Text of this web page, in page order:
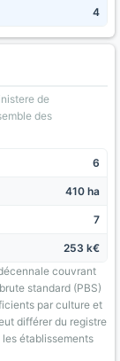
4
de
des
6
410 ha
7
253 k€
couvrant
standard (PBS)
par culture et
différer du registre
établissements